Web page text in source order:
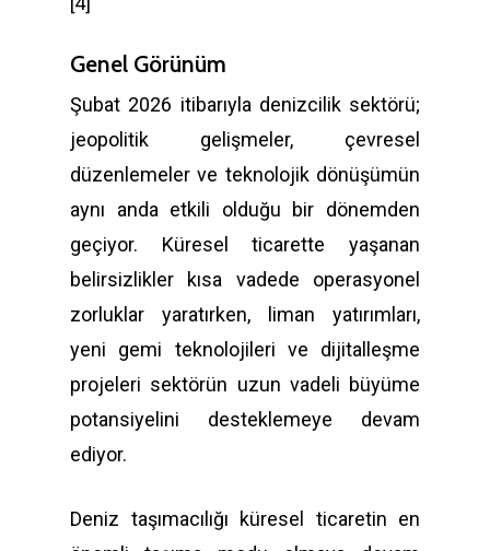
Genel Görünüm
Şubat 2026 itibarıyla denizcilik sektörü;
jeopolitik gelişmeler, çevresel
düzenlemeler ve teknolojik dönüşümün
aynı anda etkili olduğu bir dönemden
geçiyor. Küresel ticarette yaşanan
belirsizlikler kısa vadede operasyonel
zorluklar yaratırken, liman yatırımları,
yeni gemi teknolojileri ve dijitalleşme
projeleri sektörün uzun vadeli büyüme
potansiyelini desteklemeye devam
ediyor.
Deniz taşımacılığı küresel ticaretin en